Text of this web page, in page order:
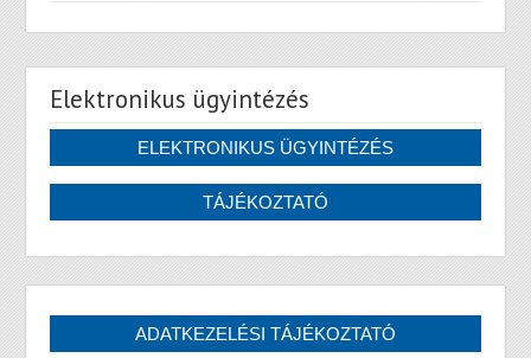
Elektronikus ügyintézés